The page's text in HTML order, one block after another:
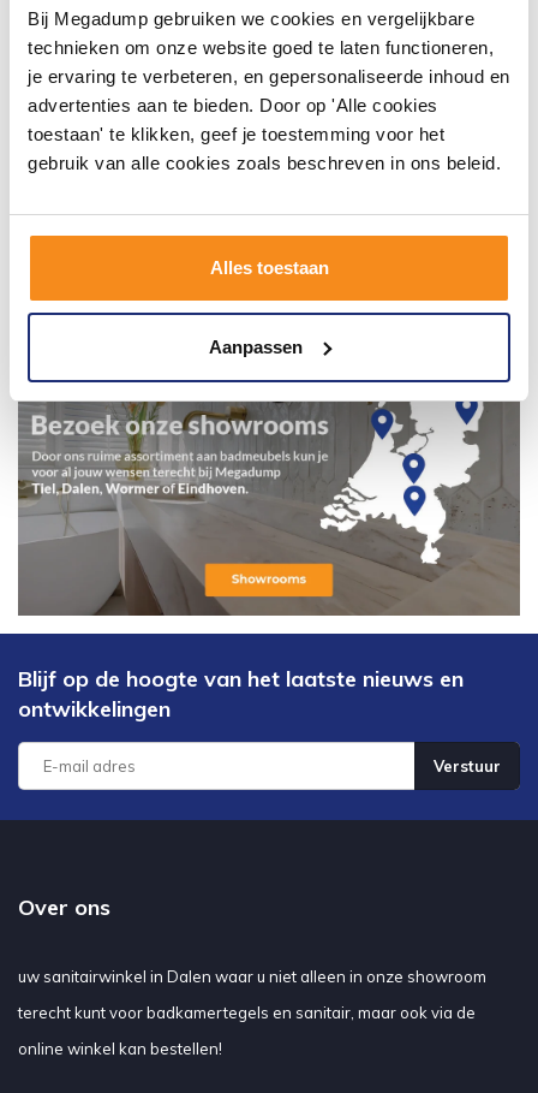
Bij Megadump gebruiken we cookies en vergelijkbare
technieken om onze website goed te laten functioneren,
je ervaring te verbeteren, en gepersonaliseerde inhoud en
advertenties aan te bieden. Door op 'Alle cookies
toestaan' te klikken, geef je toestemming voor het
gebruik van alle cookies zoals beschreven in ons beleid.
Alles toestaan
Aanpassen
Blijf op de hoogte van het laatste nieuws en
ontwikkelingen
Verstuur
Over ons
uw sanitairwinkel in Dalen waar u niet alleen in onze showroom
terecht kunt voor badkamertegels en sanitair, maar ook via de
online winkel kan bestellen!